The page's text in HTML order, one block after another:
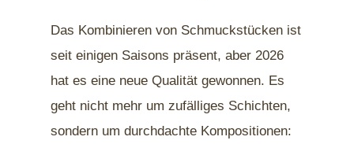
Das Kombinieren von Schmuckstücken ist
seit einigen Saisons präsent, aber 2026
hat es eine neue Qualität gewonnen. Es
geht nicht mehr um zufälliges Schichten,
sondern um durchdachte Kompositionen: